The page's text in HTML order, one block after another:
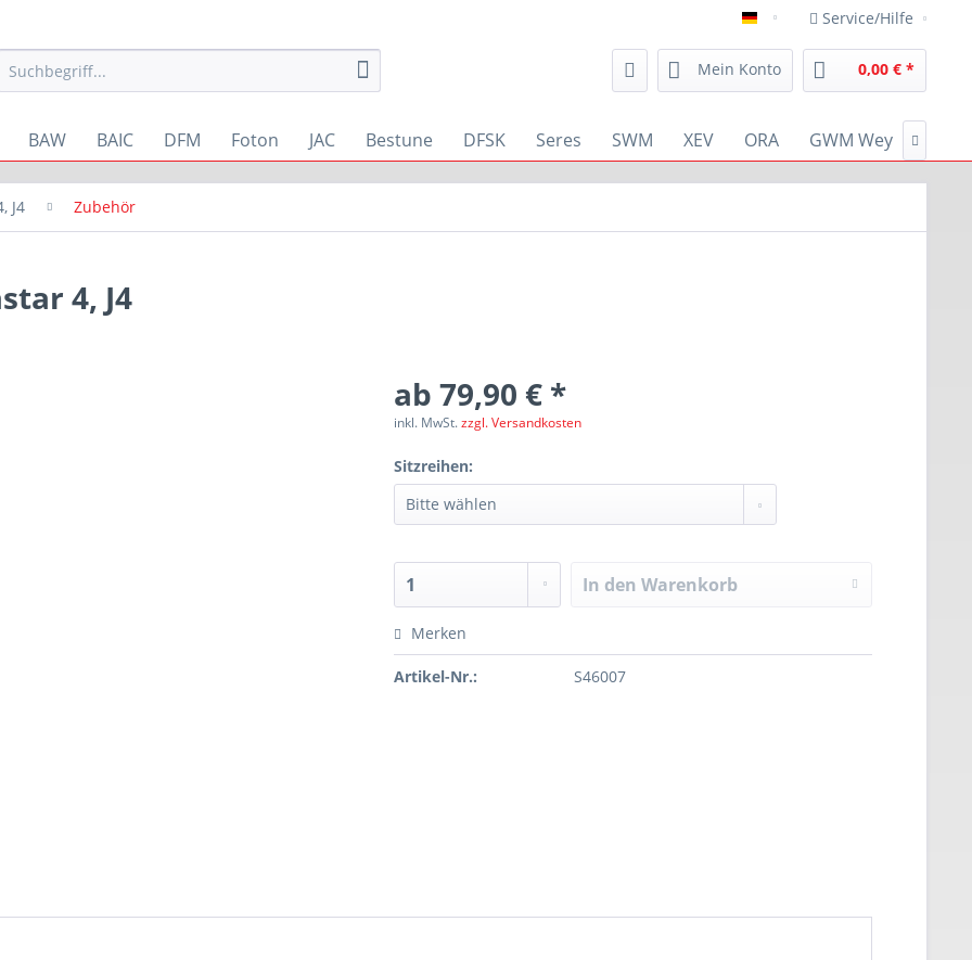
deutsch Service/Hilfe
Mein Konto 0,00 € *
BAW BAIC DFM Foton JAC Bestune DFSK Seres SWM XEV ORA GWM Wey 
J4 Zubehör
4, J4
ab 79,90 € *
inkl. MwSt.zzgl. Versandkosten
Sitzreihen:
In den Warenkorb
Merken
Artikel-Nr.: S46007